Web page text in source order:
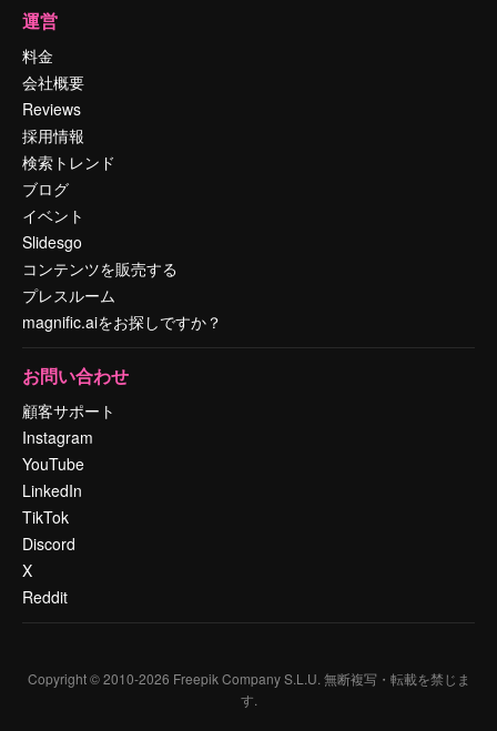
運営
料金
会社概要
Reviews
採用情報
検索トレンド
ブログ
イベント
Slidesgo
コンテンツを販売する
プレスルーム
magnific.aiをお探しですか？
お問い合わせ
顧客サポート
Instagram
YouTube
LinkedIn
TikTok
Discord
X
Reddit
Copyright © 2010-2026 Freepik Company S.L.U. 無断複写・転載を禁じま
す.